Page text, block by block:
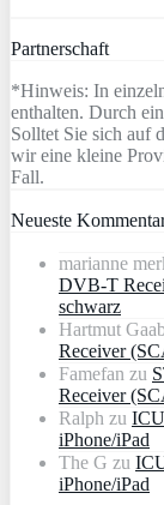
Partnerschaft
*Hinweis: In
enthalten. Durch
Solltet Sie sich auf
wir eine kleine
Fall.
Neueste
marianne
DVB-T
schwarz
Hartmut
Receiver
Famefan zu
Receiver
Ralph zu
iPhone/iPad
The G zu
iPhone/iPad